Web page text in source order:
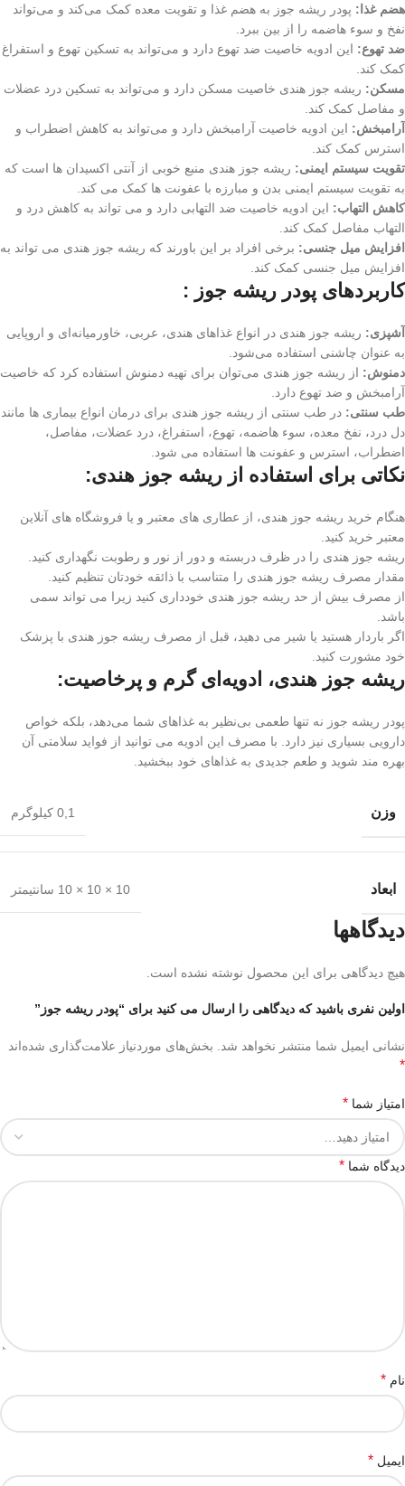
هضم غذا: پودر ریشه جوز به هضم غذا و تقویت معده کمک می‌کند و می‌تواند
نفخ و سوء هاضمه را از بین ببرد.
ضد تهوع: این ادویه خاصیت ضد تهوع دارد و می‌تواند به تسکین تهوع و استفراغ
کمک کند.
مسکن: ریشه جوز هندی خاصیت مسکن دارد و می‌تواند به تسکین درد عضلات
و مفاصل کمک کند.
آرامبخش: این ادویه خاصیت آرامبخش دارد و می‌تواند به کاهش اضطراب و
استرس کمک کند.
تقویت سیستم ایمنی: ریشه جوز هندی منبع خوبی از آنتی اکسیدان ها است که
به تقویت سیستم ایمنی بدن و مبارزه با عفونت ها کمک می کند.
کاهش التهاب: این ادویه خاصیت ضد التهابی دارد و می تواند به کاهش درد و
التهاب مفاصل کمک کند.
افزایش میل جنسی: برخی افراد بر این باورند که ریشه جوز هندی می تواند به
افزایش میل جنسی کمک کند.
کاربردهای پودر ریشه جوز :
آشپزی: ریشه جوز هندی در انواع غذاهای هندی، عربی، خاورمیانه‌ای و اروپایی
به عنوان چاشنی استفاده می‌شود.
دمنوش: از ریشه جوز هندی می‌توان برای تهیه دمنوش استفاده کرد که خاصیت
آرامبخش و ضد تهوع دارد.
طب سنتی: در طب سنتی از ریشه جوز هندی برای درمان انواع بیماری ها مانند
دل درد، نفخ معده، سوء هاضمه، تهوع، استفراغ، درد عضلات، مفاصل،
اضطراب، استرس و عفونت ها استفاده می شود.
نکاتی برای استفاده از ریشه جوز هندی:
هنگام خرید ریشه جوز هندی، از عطاری های معتبر و یا فروشگاه های آنلاین
معتبر خرید کنید.
ریشه جوز هندی را در ظرف دربسته و دور از نور و رطوبت نگهداری کنید.
مقدار مصرف ریشه جوز هندی را متناسب با ذائقه خودتان تنظیم کنید.
از مصرف بیش از حد ریشه جوز هندی خودداری کنید زیرا می تواند سمی
باشد.
اگر باردار هستید یا شیر می دهید، قبل از مصرف ریشه جوز هندی با پزشک
خود مشورت کنید.
ریشه جوز هندی، ادویه‌ای گرم و پرخاصیت:
پودر ریشه جوز نه تنها طعمی بی‌نظیر به غذاهای شما می‌دهد، بلکه خواص
دارویی بسیاری نیز دارد. با مصرف این ادویه می توانید از فواید سلامتی آن
بهره مند شوید و طعم جدیدی به غذاهای خود ببخشید.
وزن 0,1 کیلوگرم
ابعاد 10 × 10 × 10 سانتیمتر
دیدگاهها
هیچ دیدگاهی برای این محصول نوشته نشده است.
اولین نفری باشید که دیدگاهی را ارسال می کنید برای “پودر ریشه جوز”
نشانی ایمیل شما منتشر نخواهد شد. بخش‌های موردنیاز علامت‌گذاری شده‌اند
*
امتیاز شما *
دیدگاه شما *
نام *
ایمیل *